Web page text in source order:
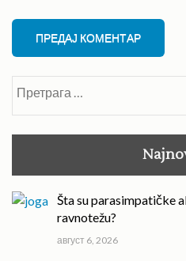
Šta su parasimpatičke
ravnotežu?
август 6, 2026